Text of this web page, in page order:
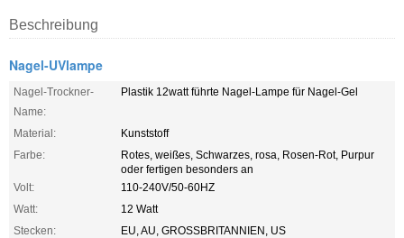
Beschreibung
Nagel-UVlampe
Nagel-Trockner-
Name:
Plastik 12watt führte Nagel-Lampe für Nagel-Gel
Material:
Kunststoff
Farbe:
Rotes, weißes, Schwarzes, rosa, Rosen-Rot, Purpur
oder fertigen besonders an
Volt:
110-240V/50-60HZ
Watt:
12 Watt
Stecken:
EU, AU, GROSSBRITANNIEN, US